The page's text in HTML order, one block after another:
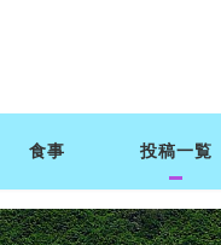
食事 投稿一覧